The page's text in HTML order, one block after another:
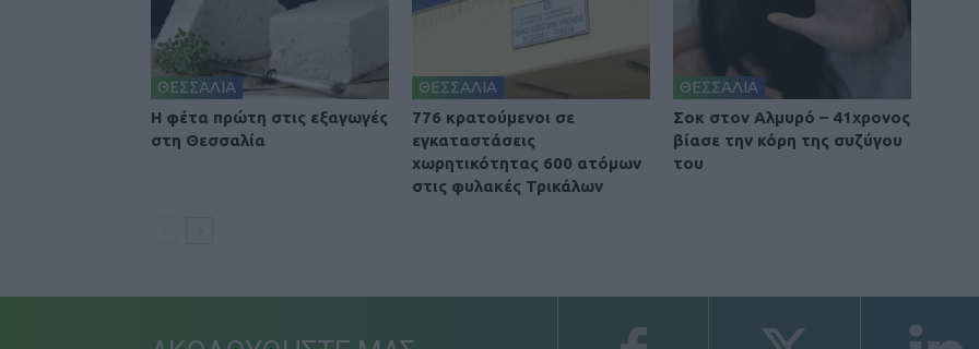
ΘΕΣΣΑΛΙΑ
Η φέτα πρώτη στις εξαγωγές
στη Θεσσαλία
ΘΕΣΣΑΛΙΑ
776 κρατούμενοι σε
εγκαταστάσεις
χωρητικότητας 600 ατόμων
στις φυλακές Τρικάλων
ΘΕΣΣΑΛΙΑ
Σοκ στον Αλμυρό – 41χρονος
βίασε την κόρη της συζύγου
του